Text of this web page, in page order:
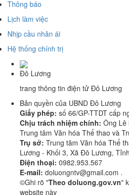
Thông báo
Lịch làm việc
Nhịp cầu nhân ái
Hệ thống chính trị
Đô Lương
trang thông tin điện tử Đô Lương
Bản quyền của UBND Đô Lương
Giấy phép: số 66/GP-TTDT cấp
Chịu trách nhiệm chính: Ông Lê
Trung tâm Văn hóa Thể thao và
Trụ sở: Trung tâm Văn hóa Thể
Lương - Khối 3, Xã Đô Lương,
Điện thoại: 0982.953.567
E-mail: doluongntv@gmail.com .
©Ghi rõ "Theo doluong.gov.vn"
website này